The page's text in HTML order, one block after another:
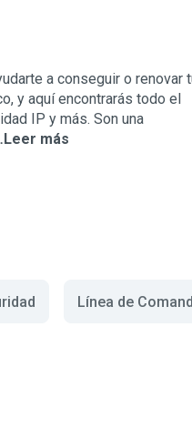
a conseguir o renovar
y aquí encontrarás todo el
IP y más. Son una
más
Línea de